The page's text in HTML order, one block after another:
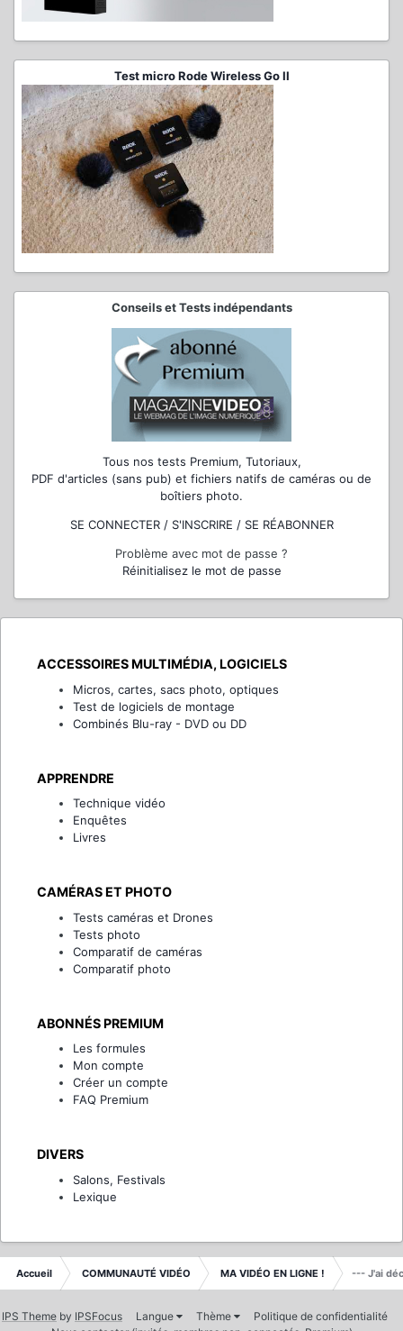
Test micro Rode Wireless Go II
Conseils et Tests indépendants
Tous nos tests Premium, Tutoriaux,
PDF d'articles (sans pub) et fichiers natifs de caméras ou de
boîtiers photo.
SE CONNECTER / S'INSCRIRE / SE RÉABONNER
Problème avec mot de passe ?
Réinitialisez le mot de passe
ACCESSOIRES MULTIMÉDIA, LOGICIELS
Micros, cartes, sacs photo, optiques
Test de logiciels de montage
Combinés Blu-ray - DVD ou DD
APPRENDRE
Technique vidéo
Enquêtes
Livres
CAMÉRAS ET PHOTO
Tests caméras et Drones
Tests photo
Comparatif de caméras
Comparatif photo
ABONNÉS PREMIUM
Les formules
Mon compte
Créer un compte
FAQ Premium
DIVERS
Salons, Festivals
Lexique
Accueil COMMUNAUTÉ VIDÉO MA VIDÉO EN LIGNE ! --- J'ai
IPS Theme by IPSFocus Langue Thème
Politique de confidentialité